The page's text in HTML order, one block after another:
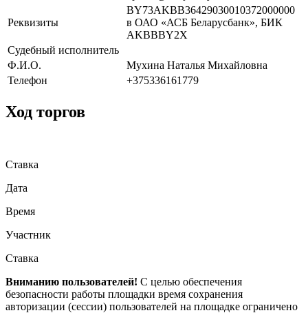
Реквизиты
BY73AKBB36429030010372000000
в ОАО «АСБ Беларусбанк», БИК
AKBBBY2X
Судебный исполнитель
Ф.И.О.
Мухина Наталья Михайловна
Телефон
+375336161779
Ход торгов
Ставка
Дата
Время
Участник
Ставка
Вниманию пользователей! С целью обеспечения
безопасности работы площадки время сохранения
авторизации (сессии) пользователей на площадке ограничено